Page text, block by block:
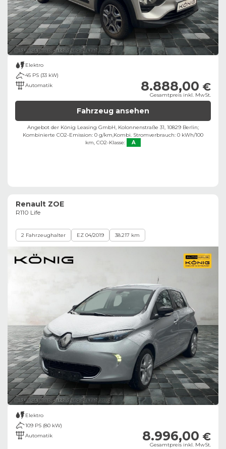
Bild zeigt Beispielabbildung des Fahrzeugs
Elektro
45 PS (33 kW)
Automatik
8.888,00 €
Gesamtpreis inkl. MwSt.
Fahrzeug ansehen
Angebot der König Leasing GmbH, Kolonnenstraße 31, 10829 Berlin;
Kombinierte CO2-Emission: 0 g/km,Kombi. Stromverbrauch: 0 kWh/100
km, CO2-Klasse: A
Renault ZOE
R110 Life
2 Fahrzeughalter EZ 04/2019 38.217 km
Bild zeigt Beispielabbildung des Fahrzeugs
Elektro
109 PS (80 kW)
Automatik
8.996,00 €
Gesamtpreis inkl. MwSt.